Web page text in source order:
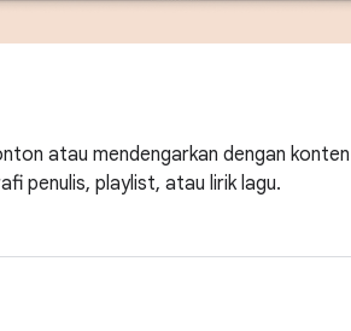
atau mendengarkan dengan
penulis, playlist, atau lirik lagu.